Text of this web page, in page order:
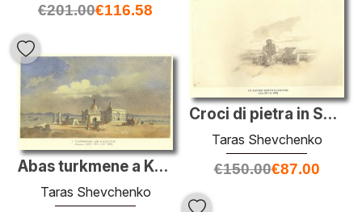
€201.00€116.58
Croci di pietra in Subotiv
Taras Shevchenko
€150.00€87.00
Abas turkmene a Kara-Tau
Taras Shevchenko